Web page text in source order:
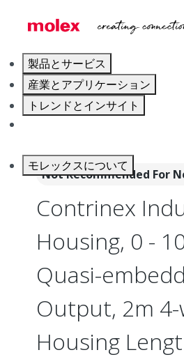
製品とサービス
産業とアプリケーション
トレンドとインサイト
モレックスについて
Not Recommended For
Contrinex
Housing, 0 -
Quasi-
Output, 2m 4-
Housing